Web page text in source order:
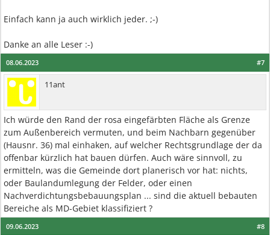
Einfach kann ja auch wirklich jeder. ;-)
Danke an alle Leser :-)
#7
08.06.2023
11ant
Ich würde den Rand der rosa eingefärbten Fläche als Grenze
zum Außenbereich vermuten, und beim Nachbarn gegenüber
(Hausnr. 36) mal einhaken, auf welcher Rechtsgrundlage der da
offenbar kürzlich hat bauen dürfen. Auch wäre sinnvoll, zu
ermitteln, was die Gemeinde dort planerisch vor hat: nichts,
oder Baulandumlegung der Felder, oder einen
Nachverdichtungsbebauungsplan ... sind die aktuell bebauten
Bereiche als MD-Gebiet klassifiziert ?
#8
09.06.2023